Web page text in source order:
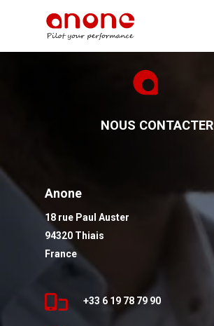
Appuyer Entrée ou ESC pour fermer
NOUS CONTACTER
Anone
18 rue Paul Auster
94320 Thiais
France
+33 6 19 78 79 90